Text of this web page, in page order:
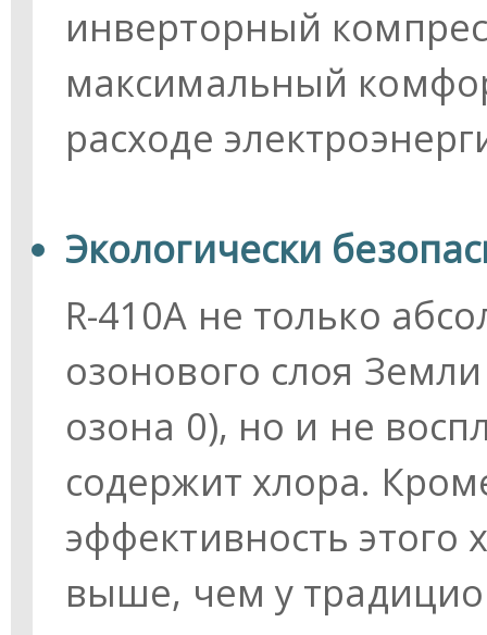
инверторный
максимальный
расходе
Экологически
R-410А не только
озонового слоя
озона 0), но и не
содержит хлора.
эффективность этого
выше, чем у